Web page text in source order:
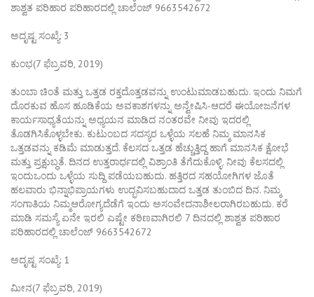
ಶಾಶ್ವತ ಪರಿಹಾರ ಪರಿಹಾರದಲ್ಲಿ ಚಾಲೆಂಜ್ 9663542672
ಅದೃಷ್ಟ ಸಂಖ್ಯೆ: 3
ಕುಂಭ(7 ಫೆಬ್ರವರಿ, 2019)
ತುಂಬಾ ಚಿಂತೆ ಮತ್ತು ಒತ್ತಡ ರಕ್ತದೊತ್ತಡವನ್ನು ಉಂಟುಮಾಡಬಹುದು. ಇಂದು ನಿಮಗೆ
ದೊರಕುವ ಹೊಸ ಹೂಡಿಕೆಯ ಅವಕಾಶಗಳನ್ನು ಅನ್ವೇಷಿಸಿ-ಆದರೆ ಈಯೋಜನೆಗಳ
ಕಾರ್ಯಸಾಧ್ಯತೆಯನ್ನು ಅಧ್ಯಯನ ಮಾಡಿದ ನಂತರವೇ ನೀವು ಇದರಲ್ಲಿ
ತೊಡಗಿಸಿಕೊಳ್ಳಬೇಕು. ಕುಟುಂಬದ ಸದಸ್ಯರ ಒಳ್ಳೆಯ ಸಲಹೆ ನಿಮ್ಮ ಮಾನಸಿಕ
ಒತ್ತಡವನ್ನು ಕಡಿಮೆ ಮಾಡುತ್ತದೆ. ಕೆಲಸದ ಒತ್ತಡ ಹೆಚ್ಚುತ್ತಿದ್ದ ಹಾಗೆ ಮಾನಸಿಕ ಕ್ಷೋಭೆ
ಮತ್ತು ಪ್ರಕ್ಷುಬ್ಧತೆ. ದಿನದ ಉತ್ತರಾರ್ಧದಲ್ಲಿ ವಿಶ್ರಾಂತಿ ತೆಗೆದುಕೊಳ್ಳಿ. ನೀವು ಕೆಲಸದಲ್ಲಿ
ಇಂದುಒಂದು ಒಳ್ಳೆಯ ಸುದ್ದಿ ಪಡೆಯಬಹುದು. ಹತ್ತಿರದ ಸಹಯೋಗಿಗಳ ಜೊತೆ
ಹಲವಾರು ಭಿನ್ನಾಭಿಪ್ರಾಯಗಳು ಉದ್ಭವಿಸಬಹುದಾದ ಒತ್ತಡ ತುಂಬಿದ ದಿನ. ನಿಮ್ಮ
ಸಂಗಾತಿಯ ನಿಮ್ಮಆರೋಗ್ಯದೆಡೆಗೆ ಇಂದು ಅಸಂವೇದನಾಶೀಲರಾಗಿರಬಹುದು. ಕರೆ
ಮಾಡಿ ಸಮಸ್ಯೆ ಏನೇ ಇರಲಿ ಎಷ್ಟೇ ಕಠಿಣವಾಗಿರಲಿ 7 ದಿನದಲ್ಲಿ ಶಾಶ್ವತ ಪರಿಹಾರ
ಪರಿಹಾರದಲ್ಲಿ ಚಾಲೆಂಜ್ 9663542672
ಅದೃಷ್ಟ ಸಂಖ್ಯೆ: 1
ಮೀನ(7 ಫೆಬ್ರವರಿ, 2019)